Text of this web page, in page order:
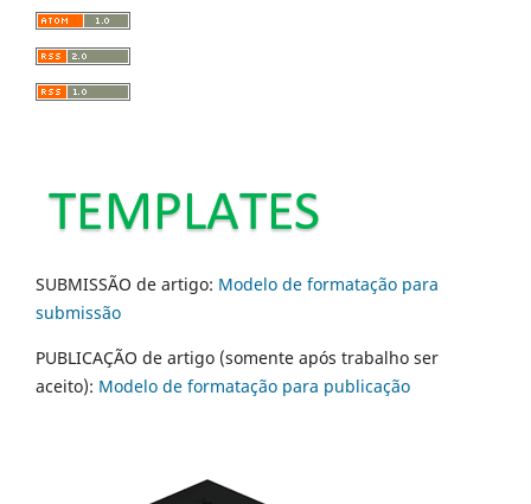
SUBMISSÃO de artigo: Modelo de formatação para
submissão
PUBLICAÇÃO de artigo (somente após trabalho ser
aceito): Modelo de formatação para publicação